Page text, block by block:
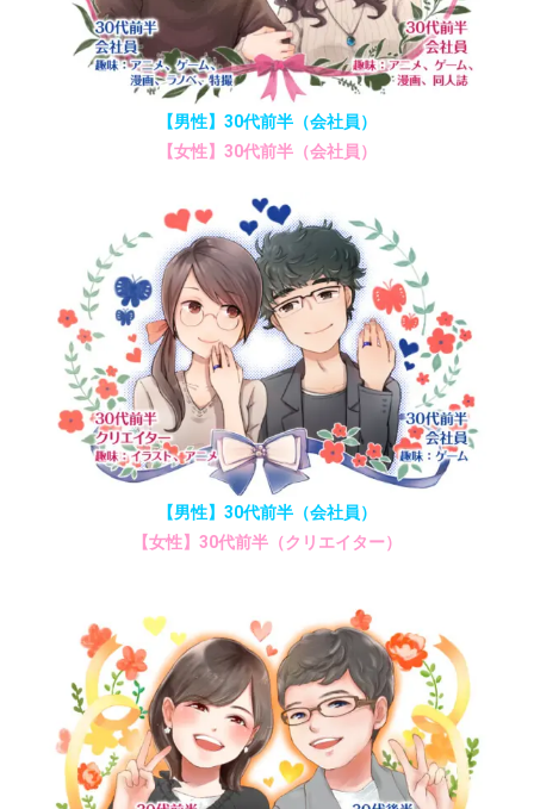
【男性】30代前半（会社員）
【女性】30代前半（会社員）
【男性】30代前半（会社員）
【女性】30代前半（クリエイター）